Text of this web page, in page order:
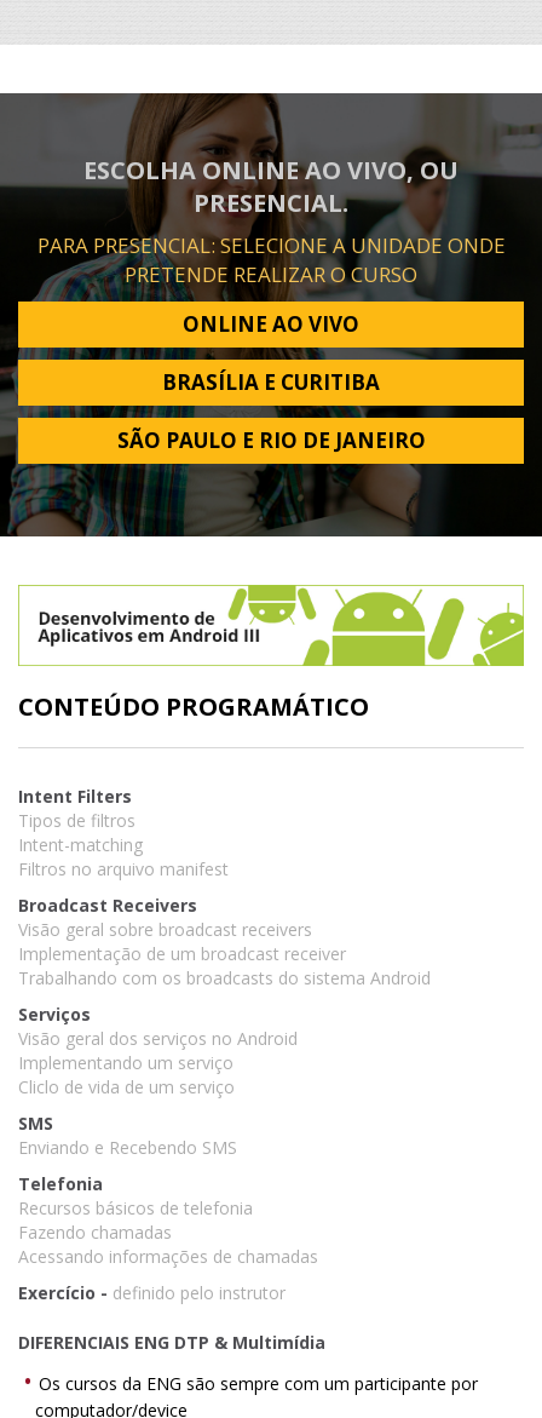
ESCOLHA ONLINE AO VIVO, OU
PRESENCIAL.
PARA PRESENCIAL: SELECIONE A UNIDADE ONDE
PRETENDE REALIZAR O CURSO
ONLINE AO VIVO
BRASÍLIA E CURITIBA
SÃO PAULO E RIO DE JANEIRO
CONTEÚDO PROGRAMÁTICO
Intent Filters
Tipos de filtros
Intent-matching
Filtros no arquivo manifest
Broadcast Receivers
Visão geral sobre broadcast receivers
Implementação de um broadcast receiver
Trabalhando com os broadcasts do sistema Android
Serviços
Visão geral dos serviços no Android
Implementando um serviço
Cliclo de vida de um serviço
SMS
Enviando e Recebendo SMS
Telefonia
Recursos básicos de telefonia
Fazendo chamadas
Acessando informações de chamadas
Exercício - definido pelo instrutor
DIFERENCIAIS ENG DTP & Multimídia
Os cursos da ENG são sempre com um participante por
computador/device